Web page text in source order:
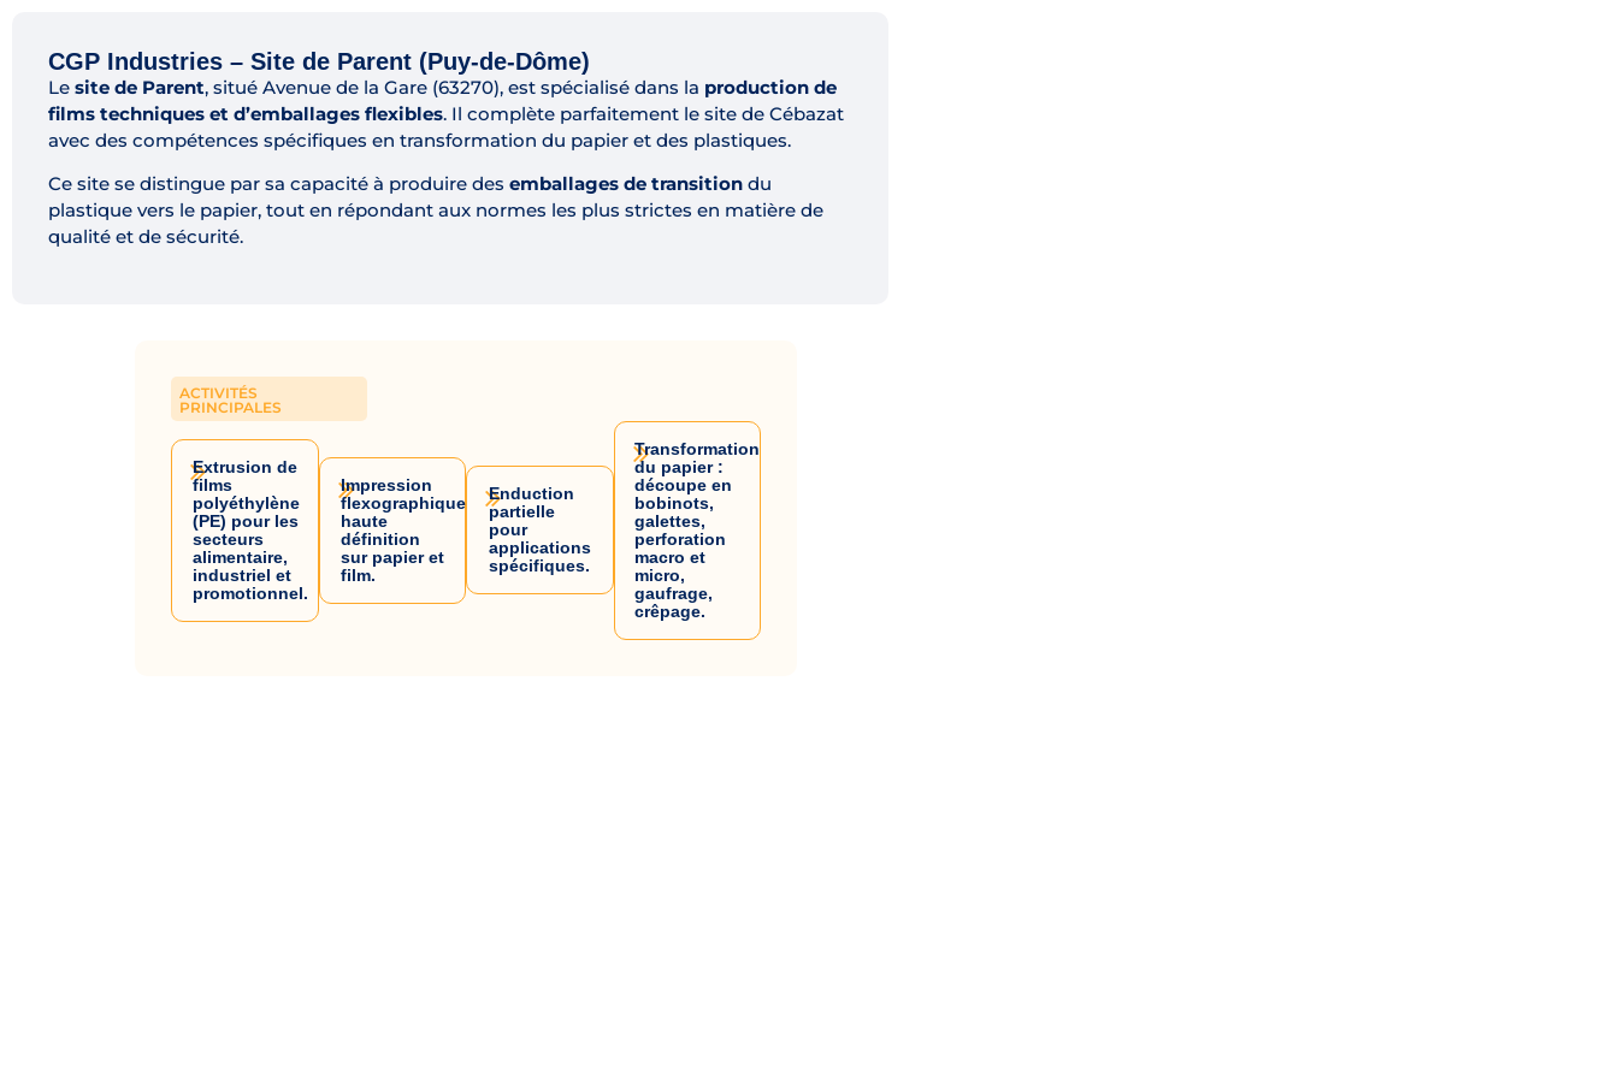
CGP Industries – Site de Parent (Puy-de-Dôme)
Le site de Parent, situé Avenue de la Gare (63270), est spécialisé dans la production de
films techniques et d’emballages flexibles. Il complète parfaitement le site de Cébazat
avec des compétences spécifiques en transformation du papier et des plastiques.
Ce site se distingue par sa capacité à produire des emballages de transition du
plastique vers le papier, tout en répondant aux normes les plus strictes en matière de
qualité et de sécurité.
ACTIVITÉS
PRINCIPALES
Extrusion de
films
polyéthylène
(PE) pour les
secteurs
alimentaire,
industriel et
promotionnel.
Impression
flexographique
haute
définition
sur papier et
film.
Enduction
partielle
pour
applications
spécifiques.
Transformation
du papier :
découpe en
bobinots,
galettes,
perforation
macro et
micro,
gaufrage,
crêpage.